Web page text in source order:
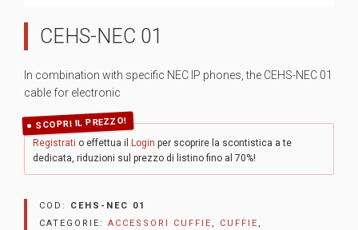
CEHS-NEC 01
In combination with specific NEC IP phones, the CEHS-NEC 01
cable for electronic
SCOPRI IL PREZZO!
Registrati o effettua il Login per scoprire la scontistica a te
dedicata, riduzioni sul prezzo di listino fino al 70%!
COD: CEHS-NEC 01
CATEGORIE: ACCESSORI CUFFIE , CUFFIE ,